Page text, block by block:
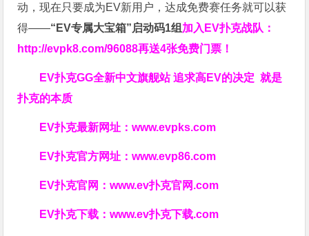
动，现在只要成为EV新用户，达成免费赛任务就可以获
得——“EV专属大宝箱”启动码1组 加入EV扑克战队：
http://evpk8.com/96088再送4张免费门票！
EV扑克GG全新中文旗舰站追求高EV的决定就是
扑克的本质
EV扑克最新网址：www.evpks.com
EV扑克官方网址：www.evp86.com
EV扑克官网：www.ev扑克官网.com
EV扑克下载：www.ev扑克下载.com